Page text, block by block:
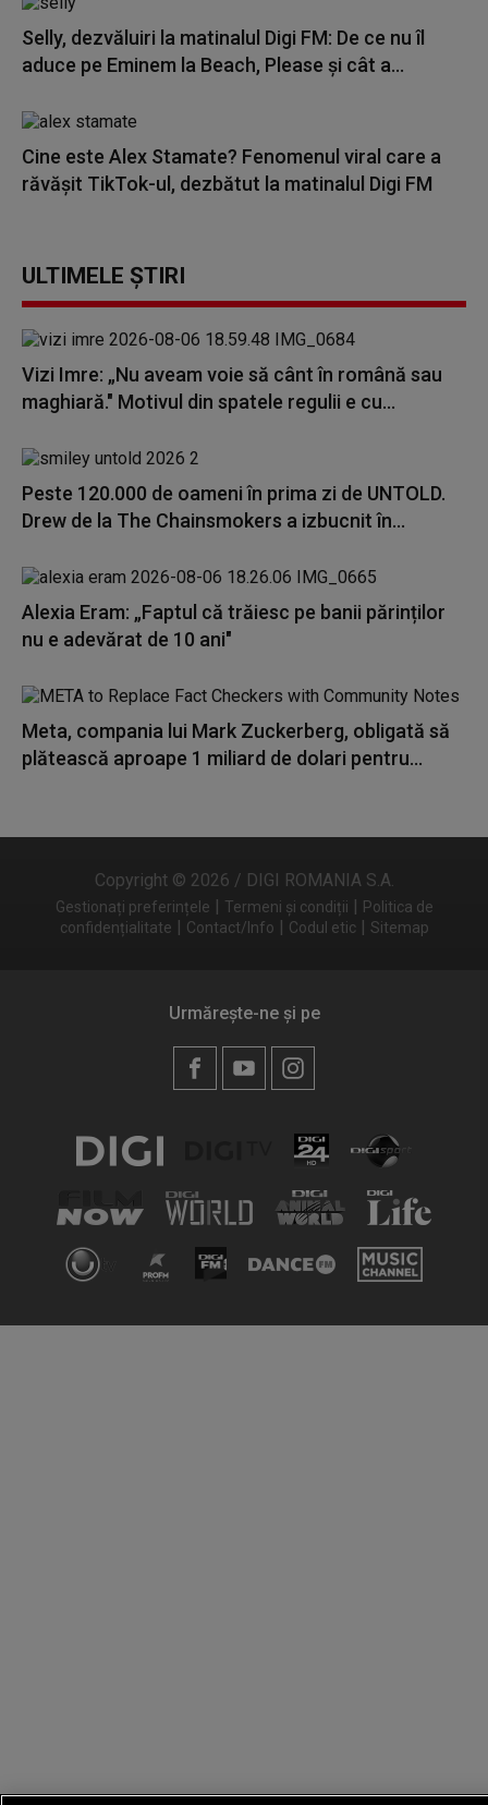
Selly, dezvăluiri la matinalul Digi FM: De ce nu îl
aduce pe Eminem la Beach, Please și cât a...
Cine este Alex Stamate? Fenomenul viral care a
răvășit TikTok-ul, dezbătut la matinalul Digi FM
ULTIMELE ȘTIRI
Vizi Imre: „Nu aveam voie să cânt în română sau
maghiară." Motivul din spatele regulii e cu...
Peste 120.000 de oameni în prima zi de UNTOLD.
Drew de la The Chainsmokers a izbucnit în...
Alexia Eram: „Faptul că trăiesc pe banii părinților
nu e adevărat de 10 ani"
Meta, compania lui Mark Zuckerberg, obligată să
plătească aproape 1 miliard de dolari pentru...
Copyright © 2026 / DIGI ROMANIA S.A.
Gestionați preferințele | Termeni și condiții | Politica de
confidențialitate | Contact/Info | Codul etic | Sitemap
Urmărește-ne și pe